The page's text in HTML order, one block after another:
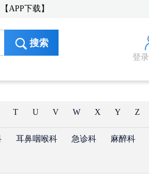
【APP下载】
搜索
登录
T U V W X Y Z
耳鼻咽喉科 急诊科 麻醉科